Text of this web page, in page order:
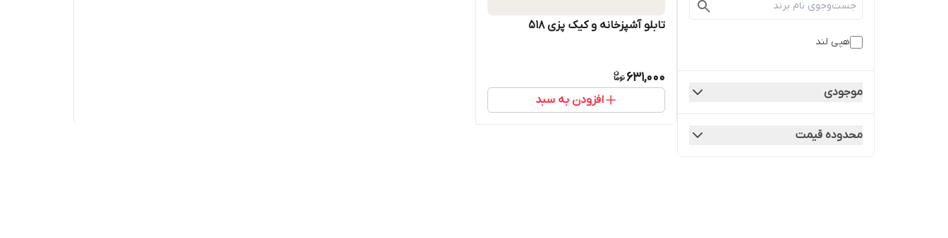
هپی لند
موجودی
محدوده قیمت
تابلو آشپزخانه و کیک پزی 518
631,000
افزودن به سبد